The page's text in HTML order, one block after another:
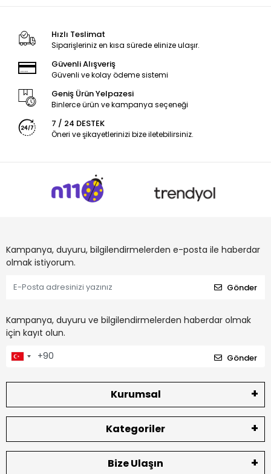
Hızlı Teslimat
Siparişleriniz en kısa sürede elinize ulaşır.
Güvenli Alışveriş
Güvenli ve kolay ödeme sistemi
Geniş Ürün Yelpazesi
Binlerce ürün ve kampanya seçeneği
7 / 24 DESTEK
Öneri ve şikayetlerinizi bize iletebilirsiniz.
Kampanya, duyuru, bilgilendirmelerden e-posta ile haberdar
olmak istiyorum.
Gönder
Kampanya, duyuru ve bilgilendirmelerden haberdar olmak
için kayıt olun.
Gönder
Kurumsal
Kategoriler
Bize Ulaşın